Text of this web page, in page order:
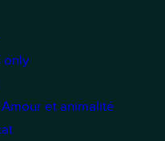
only
et animalité